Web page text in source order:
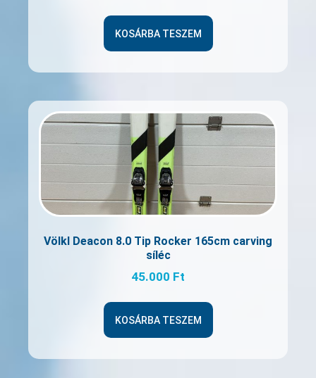
KOSÁRBA TESZEM
Völkl Deacon 8.0 Tip Rocker 165cm carving
síléc
45.000 Ft
KOSÁRBA TESZEM